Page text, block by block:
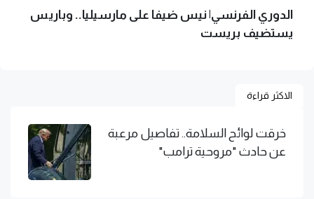
الدوري الفرنسي| نيس ضيفا على مارسيليا.. وباريس
يستضيف بريست
الاكثر قراءة
خرقت لوائح السلامة.. تفاصيل مرعبة
عن حادث "مروحية ترامب"